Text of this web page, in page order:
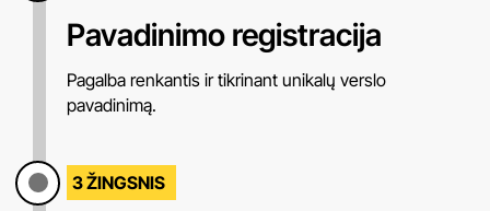
Pavadinimo registracija
Pagalba renkantis ir tikrinant unikalų verslo
pavadinimą.
3 ŽINGSNIS